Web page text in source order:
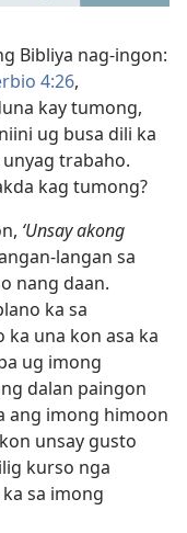
Bibliya nag-ingon:
4:26,
kay tumong,
ug busa dili ka
trabaho.
kag tumong?
‘Unsay akong
langan sa
nang daan.
ka sa
una kon asa ka
ug imong
dalan paingon
ang imong himoon
unsay gusto
kurso nga
sa imong